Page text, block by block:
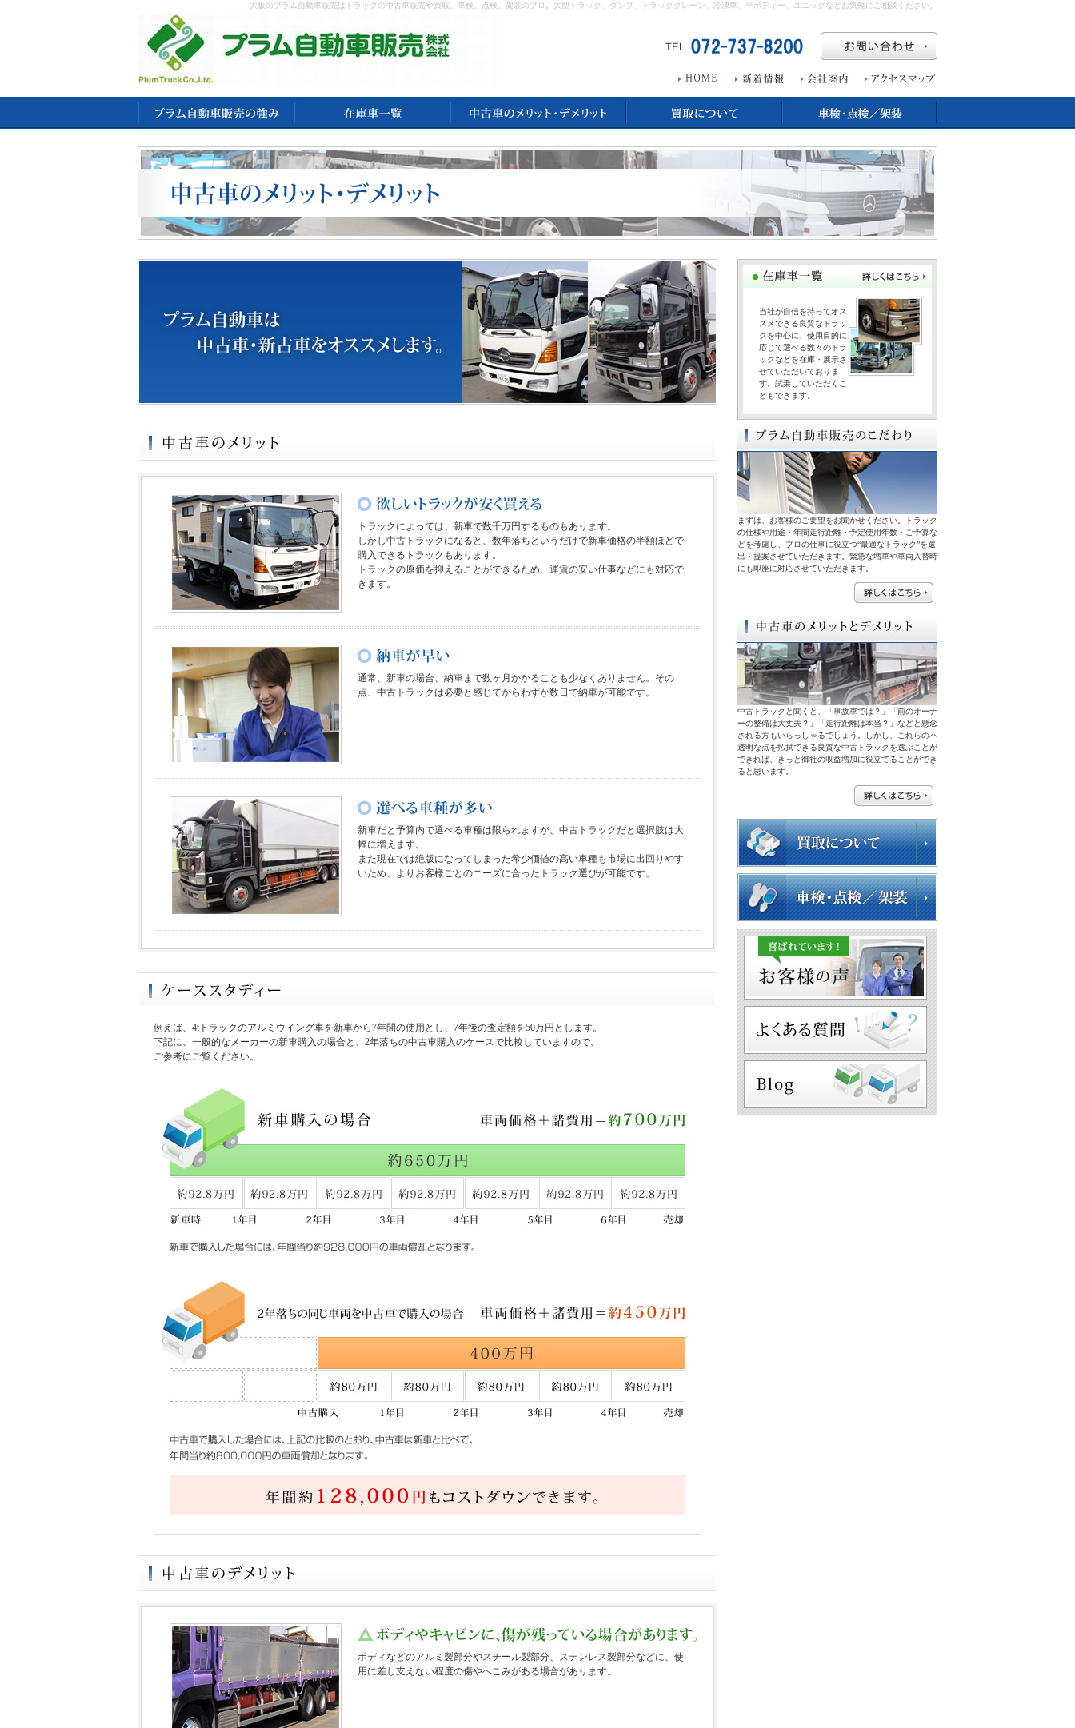
大阪のプラム自動車販売はトラックの中古車販売や買取、車検、点検、架装のプロ。大型トラック、ダンプ、トラッククレーン、冷凍車、平ボディー、ユニックなどお気軽にご相談ください。
トラックによっては、新車で数千万円するものもあります。
しかし中古トラックになると、数年落ちというだけで新車価格の半額ほどで
購入できるトラックもあります。
トラックの原価を抑えることができるため、運賃の安い仕事などにも対応で
きます。
通常、新車の場合、納車まで数ヶ月かかることも少なくありません。その
点、中古トラックは必要と感じてからわずか数日で納車が可能です。
新車だと予算内で選べる車種は限られますが、中古トラックだと選択肢は大
幅に増えます。
また現在では絶版になってしまった希少価値の高い車種も市場に出回りやす
いため、よりお客様ごとのニーズに合ったトラック選びが可能です。
例えば、4tトラックのアルミウイング車を新車から7年間の使用とし、7年後の査定額を50万円とします。
下記に、一般的なメーカーの新車購入の場合と、2年落ちの中古車購入のケースで比較していますので、
ご参考にご覧ください。
ボディなどのアルミ製部分やスチール製部分、ステンレス製部分などに、使
用に差し支えない程度の傷やへこみがある場合があります。
当社が自信を持ってオス
スメできる良質なトラッ
クを中心に、使用目的に
応じて選べる数々のトラ
ックなどを在庫・展示さ
せていただいておりま
す。試乗していただくこ
ともできます。
まずは、お客様のご要望をお聞かせください。トラック
の仕様や用途・年間走行距離・予定使用年数・ご予算な
どを考慮し、プロの仕事に役立つ“最適なトラック”を選
出・提案させていただきます。緊急な増車や車両入替時
にも即座に対応させていただきます。
中古トラックと聞くと、「事故車では？」「前のオーナ
ーの整備は大丈夫？」「走行距離は本当？」などと懸念
される方もいらっしゃるでしょう。しかし、これらの不
透明な点を払拭できる良質な中古トラックを選ぶことが
できれば、きっと御社の収益増加に役立てることができ
ると思います。